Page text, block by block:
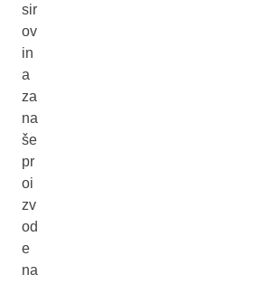
sir
ov
in
a
za
na
še
pr
oi
zv
od
e
na